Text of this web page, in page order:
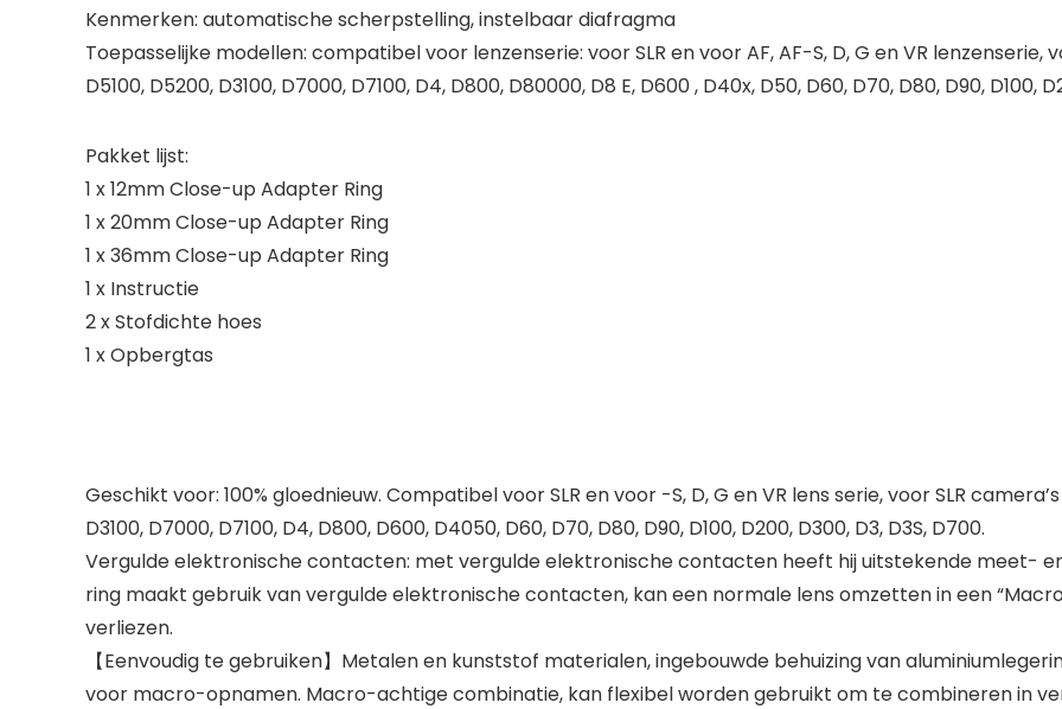
Kenmerken: automatische scherpstelling, instelbaar diafragma
Toepasselijke modellen: compatibel voor lenzenserie: voor SLR en voor AF, AF-S, D, G en VR lenzenserie,
D5100, D5200, D3100, D7000, D7100, D4, D800, D80000, D8 E, D600 , D40x, D50, D60, D70, D80, D90, D100,
Pakket lijst:
1 x 12mm Close-up Adapter Ring
1 x 20mm Close-up Adapter Ring
1 x 36mm Close-up Adapter Ring
1 x Instructie
2 x Stofdichte hoes
1 x Opbergtas
Geschikt voor: 100% gloednieuw. Compatibel voor SLR en voor -S, D, G en VR lens serie, voor SLR
D3100, D7000, D7100, D4, D800, D600, D4050, D60, D70, D80, D90, D100, D200, D300, D3, D3S, D700.
Vergulde elektronische contacten: met vergulde elektronische contacten heeft hij uitstekende meet-
ring maakt gebruik van vergulde elektronische contacten, kan een normale lens omzetten in een
verliezen.
【Eenvoudig te gebruiken】Metalen en kunststof materialen, ingebouwde behuizing van
voor macro-opnamen. Macro-achtige combinatie, kan flexibel worden gebruikt om te combineren in